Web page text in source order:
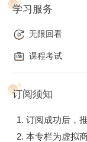
学习服务
无限回看
课程考试
订阅须知
订阅成功后，
本专栏为虚拟